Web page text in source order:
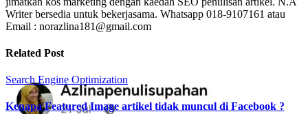
Writer bersedia untuk bekerjasama. Whatsapp 018-9107161 atau
Email : norazlina181@gmail.com
Related Post
Search Engine Optimization
Kenapa Featured Image artikel tidak muncul di Facebook ?